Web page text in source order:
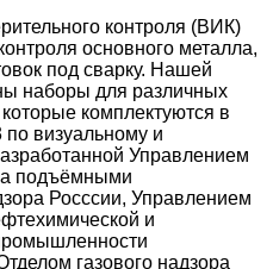
контроля (ВИК)
основного металла,
под сварку. Нашей
наборы для различных
комплектуются в
по визуальному и
Управлением
подъёмными
Росссии, Управлением
и
газового надзора